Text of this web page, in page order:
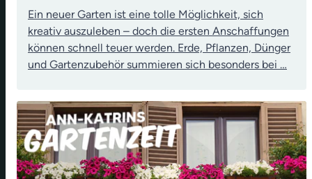
Ein neuer Garten ist eine tolle Möglichkeit, sich
kreativ auszuleben – doch die ersten Anschaffungen
können schnell teuer werden. Erde, Pflanzen, Dünger
und Gartenzubehör summieren sich besonders bei …